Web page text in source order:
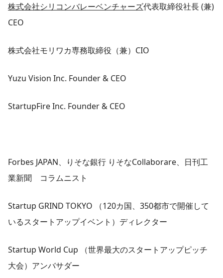
株式会社シリコンバレーベンチャーズ代表取締役社長 (兼)
CEO
株式会社モリワカ専務取締役（兼）CIO
Yuzu Vision Inc. Founder & CEO
StartupFire Inc. Founder & CEO
Forbes JAPAN、りそな銀行 りそなCollaborare、日刊工
業新聞 コラムニスト
Startup GRIND TOKYO （120カ国、350都市で開催して
いるスタートアップイベント）ディレクター
Startup World Cup （世界最大のスタートアップピッチ
大会）アンバサダー